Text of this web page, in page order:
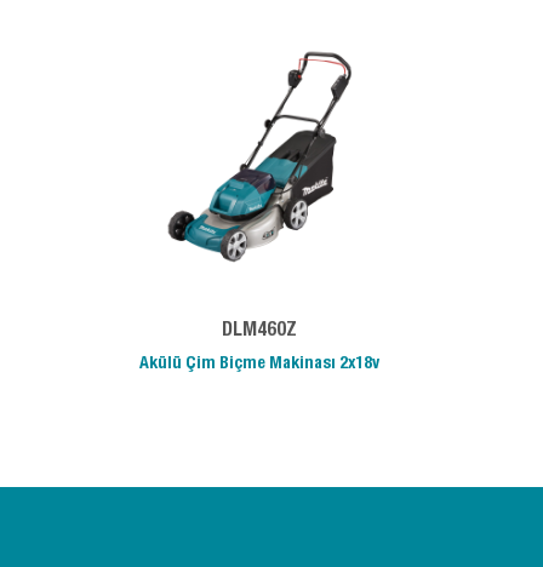
DLM460Z
Akülü Çim Biçme Makinası 2x18v